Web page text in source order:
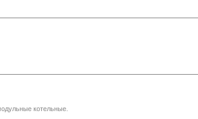
котельные.